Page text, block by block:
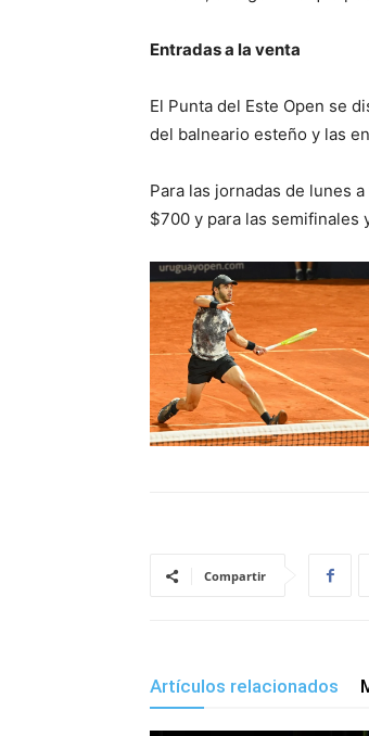
Entradas a la venta
El Punta del Este Open se
del balneario esteño y las
Para las jornadas de lunes
$700 y para las semifinales
Compartir
Artículos relacionados